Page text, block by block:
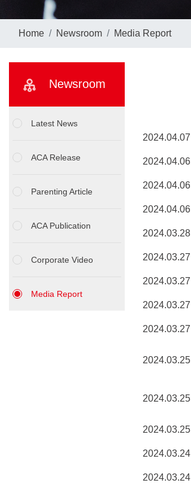
Home Newsroom Media Report
Newsroom
Latest News
ACA Release
Parenting Article
ACA Publication
Corporate Video
Media Report
2024.04.07
2024.04.06
2024.04.06
2024.04.06
2024.03.28
2024.03.27
2024.03.27
2024.03.27
2024.03.27
2024.03.25
2024.03.25
2024.03.25
2024.03.24
2024.03.24